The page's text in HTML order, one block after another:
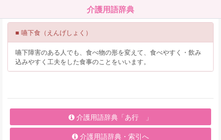
介護用語辞典
■ 嚥下食（えんげしょく）
嚥下障害のある人でも、食べ物の形を変えて、食べやすく・飲み
込みやすく工夫をした食事のことをいいます。
介護用語辞典「あ行 」
介護用語辞典・索引へ